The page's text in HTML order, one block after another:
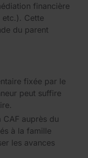
financière
etc.). Cette
du parent
fixée par le
peut suffire
CAF auprès du
à la famille
les avances